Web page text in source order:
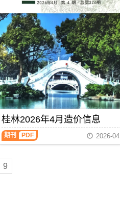
注
意
看
造
价
信
息
封
面
月
份
标
题
内
容;
南
信
息
桂林2026年4月造价信息
期刊 PDF 2026-04
9